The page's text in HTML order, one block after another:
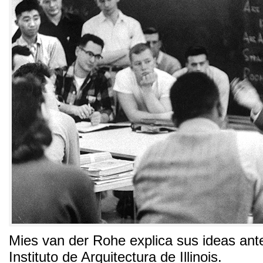
Mies van der Rohe explica sus ideas
Instituto de Arquitectura de Illinois.